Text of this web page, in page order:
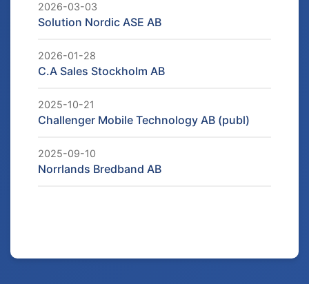
2026-03-03
Solution Nordic ASE AB
2026-01-28
C.A Sales Stockholm AB
2025-10-21
Challenger Mobile Technology AB (publ)
2025-09-10
Norrlands Bredband AB